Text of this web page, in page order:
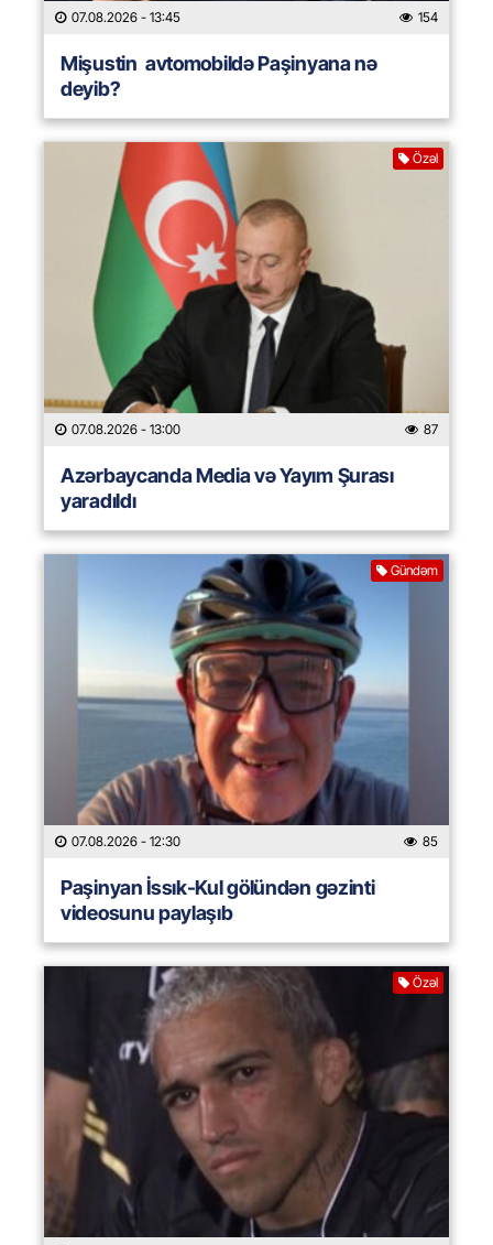
07.08.2026 - 13:45 154
Mişustin avtomobildə Paşinyana nə
deyib?
Özəl
07.08.2026 - 13:00 87
Azərbaycanda Media və Yayım Şurası
yaradıldı
Gündəm
07.08.2026 - 12:30 85
Paşinyan İssık-Kul gölündən gəzinti
videosunu paylaşıb
Özəl